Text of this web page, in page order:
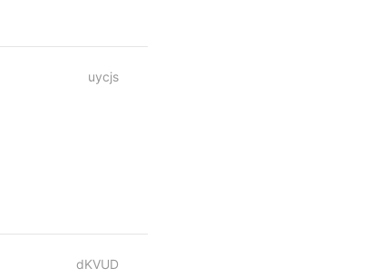
uycjs
dKVUD